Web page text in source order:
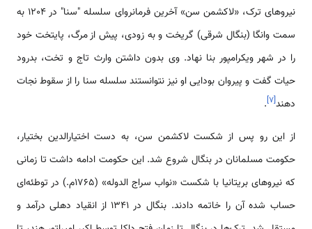
نیروهای ترک، «لاکشمن سن» آخرین فرمانروای سلسله "سنا" در 1204 به
سمت وانگا (بنگال شرقی) گریخت و به زودی، پیش از مرگ، پایتخت خود
را در شهر ویکرامپور بنا نهاد. وی بدون داشتن وارث تاج و تخت، بدرود
حیات گفت و پیروان بودایی او نیز نتوانستند سلسله سنا را از سقوط نجات
دهند[۷]
.
از این رو پس از شکست لاکشمن سن، به دست اختیارالدین بختیار،
حکومت مسلمانان در بنگال شروع شد. این حکومت ادامه داشت تا زمانی
که نیروهای بریتانیا با شکست «نواب سراج الدوله» (1765م.) در توطئه‌ای
حساب شده آن را خاتمه دادند. بنگال در 1341 از انقیاد دهلی درآمد و